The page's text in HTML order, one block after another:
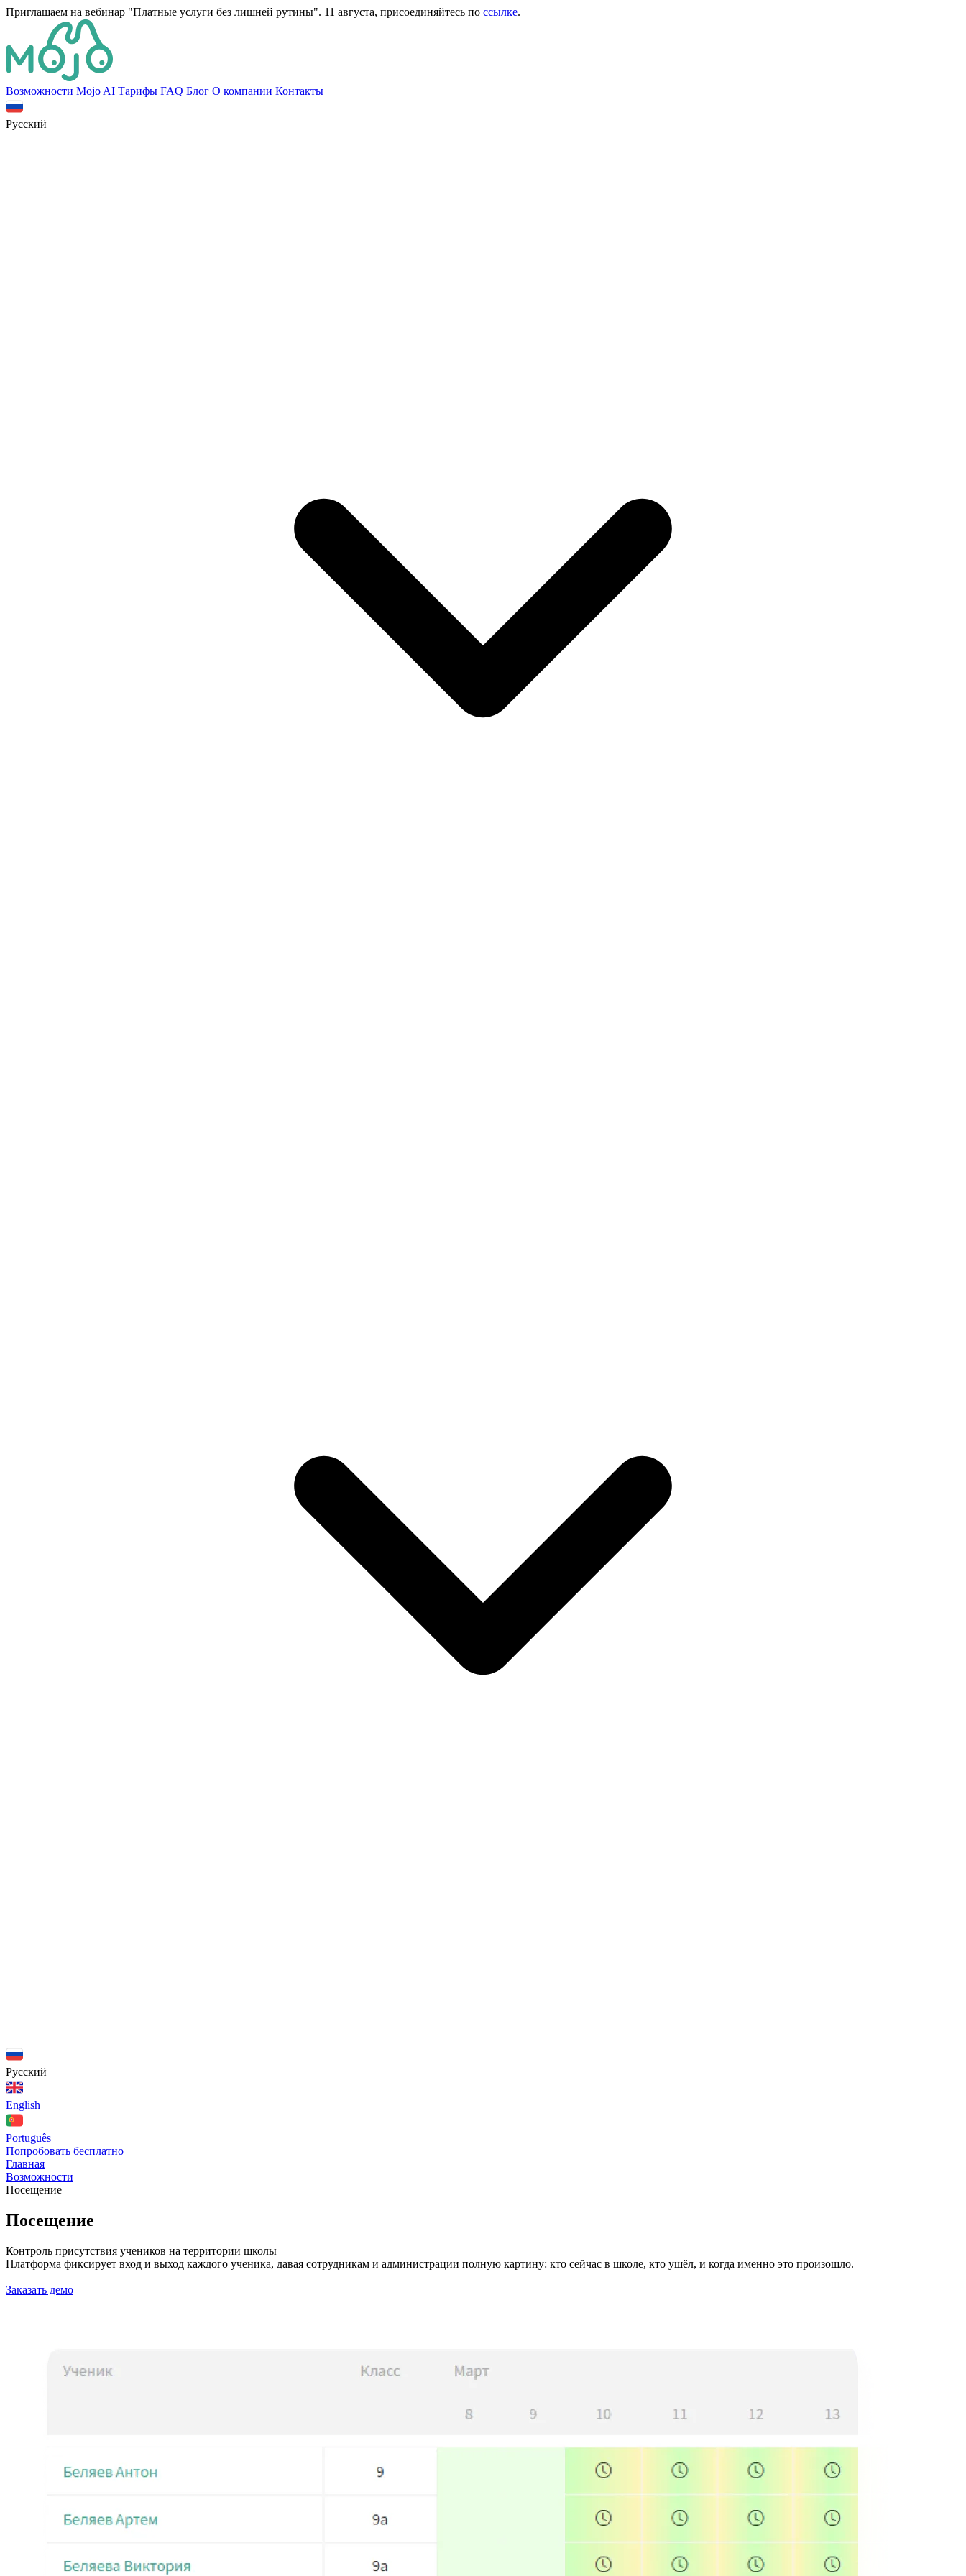
Приглашаем на вебинар "Платные услуги без лишней рутины". 11 августа, присоединяйтесь по ссылке.
Bозможности Mojo AI Тарифы FAQ Блог О компании Контакты
Русский
Русский
English
Português
Попробовать бесплатно
Главная
Возможности
Посещение
Посещение
Контроль присутствия учеников на территории школы
Платформа фиксирует вход и выход каждого ученика, давая сотрудникам и администрации полную картину: кто сейчас в школе, кто ушёл, и когда именно это произошло.
Заказать демо